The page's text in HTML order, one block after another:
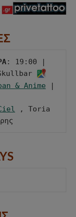
& Anime
, Toria